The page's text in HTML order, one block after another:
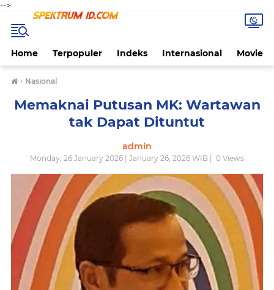
-->
Home Terpopuler Indeks Internasional Movie
› Nasional
Memaknai Putusan MK: Wartawan
tak Dapat Dituntut
admin
Monday, 26 January 2026 | January 26, 2026 WIB | 0 Views